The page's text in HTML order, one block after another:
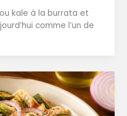
kale à la burrata et
comme l’un de